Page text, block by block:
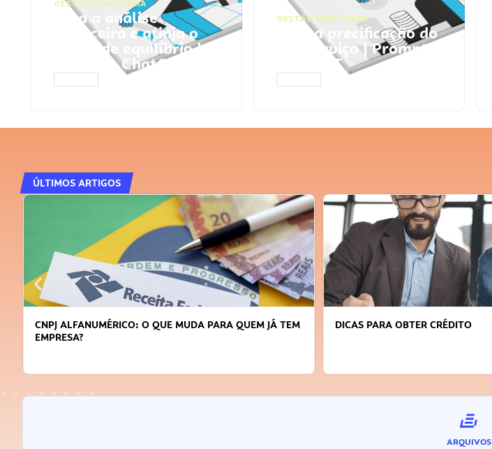
GESTÃO FINANCEIRA
Faça a análise
financeira e atinja o
ponto de equilíbrio |
Prompts ChatGPT
GESTÃO FINANCEIRA
Faça a precificação do
seu serviço | Prompts
ChatGPT
ÚLTIMOS ARTIGOS
CNPJ ALFANUMÉRICO: O QUE MUDA PARA QUEM JÁ TEM
EMPRESA?
DICAS PARA OBTER CRÉDITO
ARQUIVOS